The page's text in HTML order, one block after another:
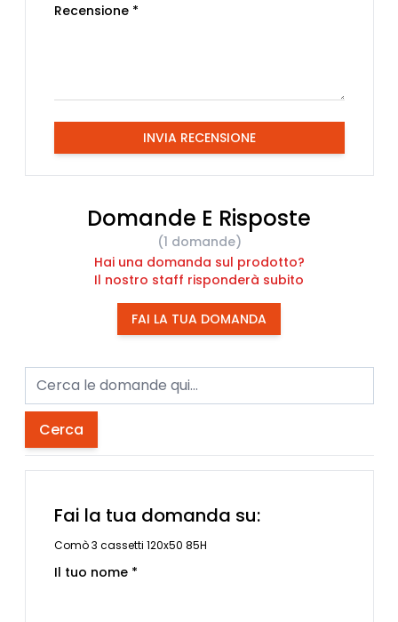
Recensione *
INVIA RECENSIONE
Domande E Risposte
(1 domande)
Hai una domanda sul prodotto?
Il nostro staff risponderà subito
FAI LA TUA DOMANDA
Cerca
Fai la tua domanda su:
Comò 3 cassetti 120x50 85H
Il tuo nome *